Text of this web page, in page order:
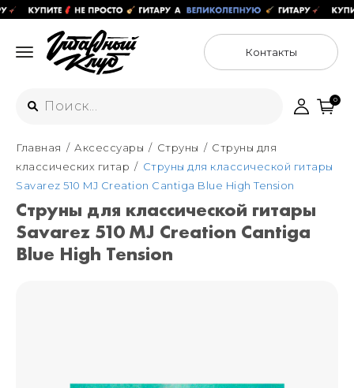
Контакты
Интернет-магазин
+7 (925) 125-54-44
Москва
+7 (925) 176-55-65
ул. Большая Новодмитровская 36с15,
"ФЛАКОН"
Санкт-Петербург
+7 (929) 179-15-49
0
Главная Аксессуары Струны
Струны для
классических гитар
Струны для классической гитары
Savarez 510 MJ Creation Cantiga Blue High Tension
Струны для классической гитары
Savarez 510 MJ Creation Cantiga
Blue High Tension